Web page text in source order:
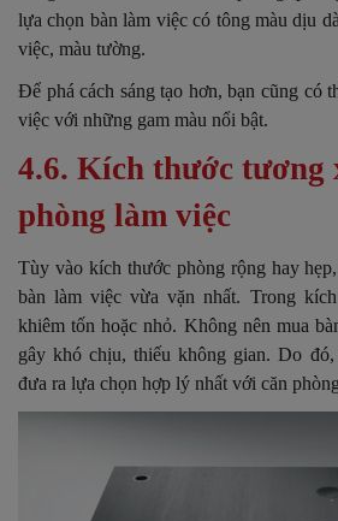
lựa chọn bàn làm việc có tông màu dịu
việc, màu tường.
Để phá cách sáng tạo hơn, bạn cũng có
việc với những gam màu nổi bật.
4.6. Kích thước tương
phòng làm việc
Tùy vào kích thước phòng rộng hay
bàn làm việc vừa vặn nhất. Trong
khiêm tốn hoặc nhỏ. Không nên mua
gây khó chịu, thiếu không gian. Do
đưa ra lựa chọn hợp lý nhất với căn